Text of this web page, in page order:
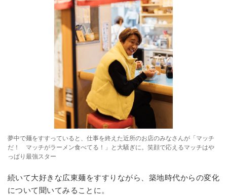
夢中で麺をすすっていると、仕事を終えた近所のお店のみなさんが「マッチ
だ！ マッチがラーメン食べてる！」と大騒ぎに。笑顔で応えるマッチはや
っぱり最強スター
続いて大好きな広東麺をすすりながら、築地時代からの変化
について聞いてみることに。